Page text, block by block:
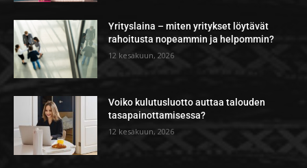
Yrityslaina – miten yritykset löytävät
rahoitusta nopeammin ja helpommin?
12 kesäkuun, 2026
Voiko kulutusluotto auttaa talouden
tasapainottamisessa?
12 kesäkuun, 2026